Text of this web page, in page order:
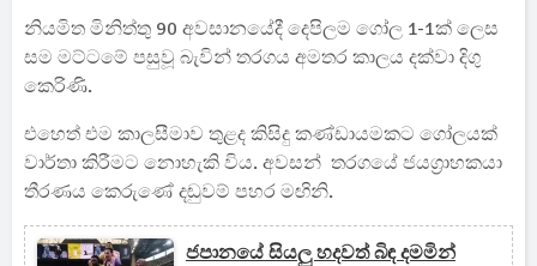
නියමිත මිනිත්තු 90 අවසානයේදී දෙපිලම ගෝල 1-1ක් ලෙස
සම මට්ටමේ පසුවූ බැවින් තරගය අමතර කාලය දක්වා දිගු
කෙරිණි.
එහෙත් එම කාලසීමාව තුළද කිසිදු කණ්ඩායමකට ගෝලයක්
වාර්තා කිරීමට නොහැකි විය. අවසන් තරගයේ ජයග්‍රාහකයා
තීරණය කෙරුණේ දඬුවම් පහර මඟිනි.
ජපානයේ සියලු හදවත් බිඳ දමමින්